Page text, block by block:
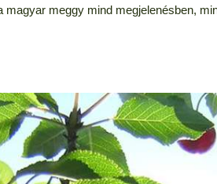
meggy mind megjelenésben,